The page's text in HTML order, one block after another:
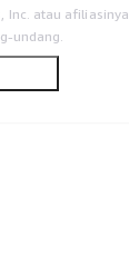
Inc. atau afiliasinya.
undang.